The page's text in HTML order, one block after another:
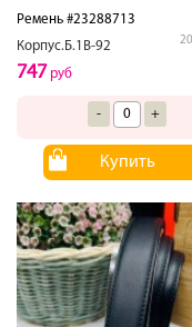
Ремень #23288713
Корпус.Б.1В-92
747 руб
- +
Купить